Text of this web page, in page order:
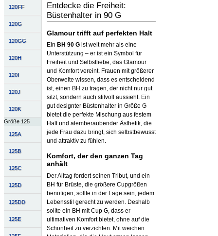
120FF
120G
120GG
120H
120I
120J
120K
Größe 125
125A
125B
125C
125D
125DD
125E
Entdecke die Freiheit:
Büstenhalter in 90 G
Glamour trifft auf perfekten Halt
Ein BH 90 Gist weit mehr als eine
Unterstützung – er ist ein Symbol für
Freiheit und Selbstliebe, das Glamour
und Komfort vereint. Frauen mit größerer
Oberweite wissen, dass es entscheidend
ist, einen BH zu tragen, der nicht nur gut
sitzt, sondern auch stilvoll aussieht. Ein
gut designter Büstenhalter in Größe G
bietet die perfekte Mischung aus festem
Halt und atemberaubender Ästhetik, die
jede Frau dazu bringt, sich selbstbewusst
und attraktiv zu fühlen.
Komfort, der den ganzen Tag
anhält
Der Alltag fordert seinen Tribut, und ein
BH für Brüste, die größere Cupgrößen
benötigen, sollte in der Lage sein, jedem
Lebensstil gerecht zu werden. Deshalb
sollte ein BH mit Cup G, dass er
ultimativen Komfort bietet, ohne auf die
Schönheit zu verzichten. Mit weichen